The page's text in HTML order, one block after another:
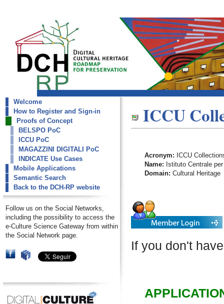
dch-rp
ICCU Collections
Welcome
How to Register and Sign-in
Proofs of Concept
BELSPO PoC
ICCU PoC
MAGAZZINI DIGITALI PoC
INDICATE Use Cases
Mobile Applications
Semantic Search
Back to the DCH-RP website
Follow us on the Social Networks,
including the possibility to access the
e-Culture Science Gateway from within
the Social Network page.
ICCU
Acronym: ICCU
Name: Istituto Centrale
Domain: Cultural Heritage
If you don't